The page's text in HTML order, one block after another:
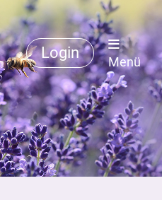
Login
Menü